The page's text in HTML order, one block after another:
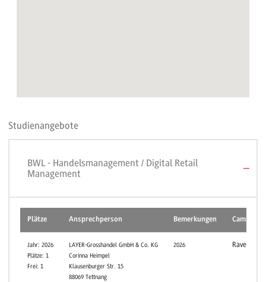
Studienangebote
BWL - Handelsmanagement / Digital Retail
Management
Plätze Ansprechperson Bemerkungen Campus
Jahr: 2026
Plätze: 1
Frei: 1
LAYER-Grosshandel GmbH & Co. KG
Corinna Heimpel
Klausenburger Str. 15
88069 Tettnang
2026 Ravensburg